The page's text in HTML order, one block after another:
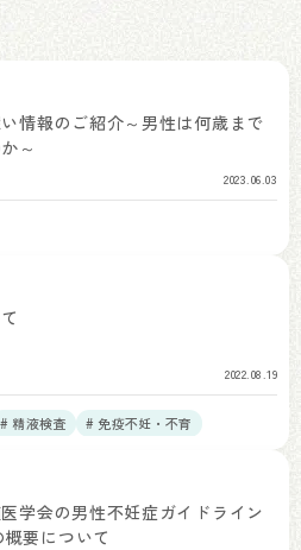
情報のご紹介～男性は何歳まで
～
2023.06.03
2022.08.19
# 精液検査 # 免疫不妊・不育
学会の男性不妊症ガイドライン
要について